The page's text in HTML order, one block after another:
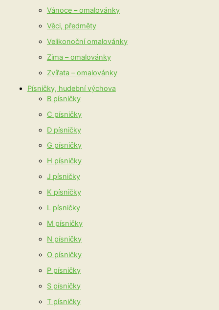
Vánoce – omalovánky
Věci, předměty
Velikonoční omalovánky
Zima – omalovánky
Zvířata – omalovánky
Písničky, hudební výchova
B písničky
C písničky
D písničky
G písničky
H písničky
J písničky
K písničky
L písničky
M písničky
N písničky
O písničky
P písničky
S písničky
T písničky